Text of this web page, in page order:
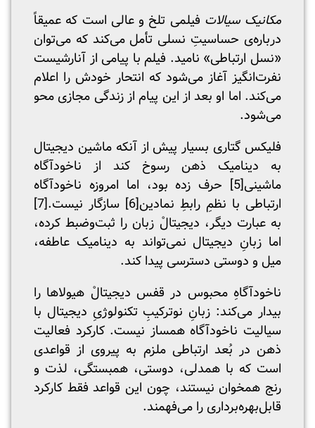
مکانیک سیالات فیلمی تلخ و عالی است که عمیقاً
درباره‌ی حساسیتِ نسلی تأمل می‌کند که می‌توان
«نسل ارتباطی» نامید. فیلم با پیامی از آنارشیست
نفرت‌انگیز آغاز می‌شود که انتحار خودش را اعلام
می‌کند. اما او بعد از این پیام از زندگی مجازی محو
می‌شود.
فلیکس گتاری بسیار پیش از آنکه ماشین دیجیتال
به دینامیک ذهن رسوخ کند از ناخودآگاه
ماشینی[5]
حرف زده بود، اما امروزه ناخودآگاه
ارتباطی با نظمِ رابطِ نمادین[6] سازگار نیست.[7]
به عبارت دیگر، دیجیتالْ زبان را ثبت‌وضبط کرده،
اما زبانِ دیجیتال نمی‌تواند به دینامیک عاطفه،
میل و دوستی دسترسی پیدا کند.
ناخودآگاهِ محبوس در قفس دیجیتالْ هیولاها را
بیدار می‌کند: زبانِ نوترکیبِ تکنولوژیِ دیجیتال با
سیالیت ناخودآگاه همساز نیست. کارکرد فعالیت
ذهن در بُعد ارتباطی ملزم به پیروی از قواعدی
است که با همدلی، دوستی، همبستگی، لذت و
رنج همخوان نیستند، چون این قواعد فقط کارکرد
قابل‌بهره‌برداری را می‌فهمند.